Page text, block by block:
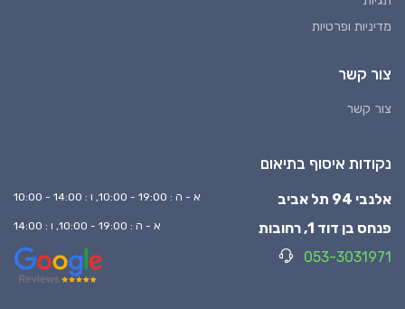
מדיניות ופרטיות
צור קשר
צור קשר
נקודות איסוף בתיאום
אלנבי 94 תל אביב א - ה : 19:00 - 10:00, ו : 14:00 - 10:00
פנחס בן דוד 1, רחובות א - ה : 19:00 - 10:00, ו : 14:00
053-3031971